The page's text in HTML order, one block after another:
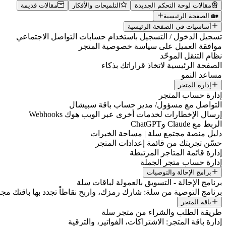
مقالات لوحة التحكم الجديدة التلميحات والأفكار
مقالات قديمة
🏡 الصفحة الرئيسية
أساسيات في الصفحة الرئيسية
تسجيل الدخول / التسجيل باستخدام حسابات التواصل الاجتماعي
موافقة العميل على سياسة خصوصية المتجر
نظام التنقل الموحّد
الصفحة الرئيسية لاتخاذ قراراتك بذكاء
مساعد النمو
إدارة المتجر
إدارة حساب المتجر
التواصل مع مسؤول/ مدير حساب باقة سبيشال
إرسال الإخطارات لخدمات أخرى عبر الويب هوك Webhooks
الربط مع Claude وChatGPT
دليل منصة مجتمع سلة | مساحة الخبرات
حسّن تجربتك من قائمة إعدادات المتجر
إدارة قائمة المتاجر المرتبطة
إدارة حساب متجر الجملة
برامج الإحالة والتوصيات
برنامج الإحالة - التسويق بالعمولة لباقات سلة
برنامج التوصية من سلة: شارك رمزك، واربح نقاطاً تجدد بها باقتك
باقة المتجر
طريقة الطلب والشراء من متجر سلة
إدارة باقة المتجر: الاشتراكات، الفواتير، والترقية